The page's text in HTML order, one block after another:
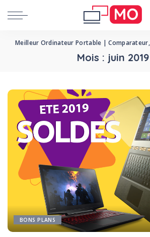
Meilleur Ordinateur Portable | Comparateur,
Mois : juin 2019
BONS PLANS